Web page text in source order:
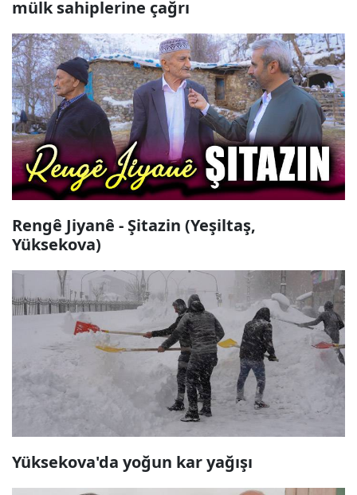
mülk sahiplerine çağrı
Rengê Jiyanê - Şitazin (Yeşiltaş,
Yüksekova)
Yüksekova'da yoğun kar yağışı